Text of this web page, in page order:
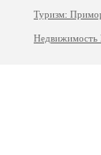
Туризм:
Недвижимость